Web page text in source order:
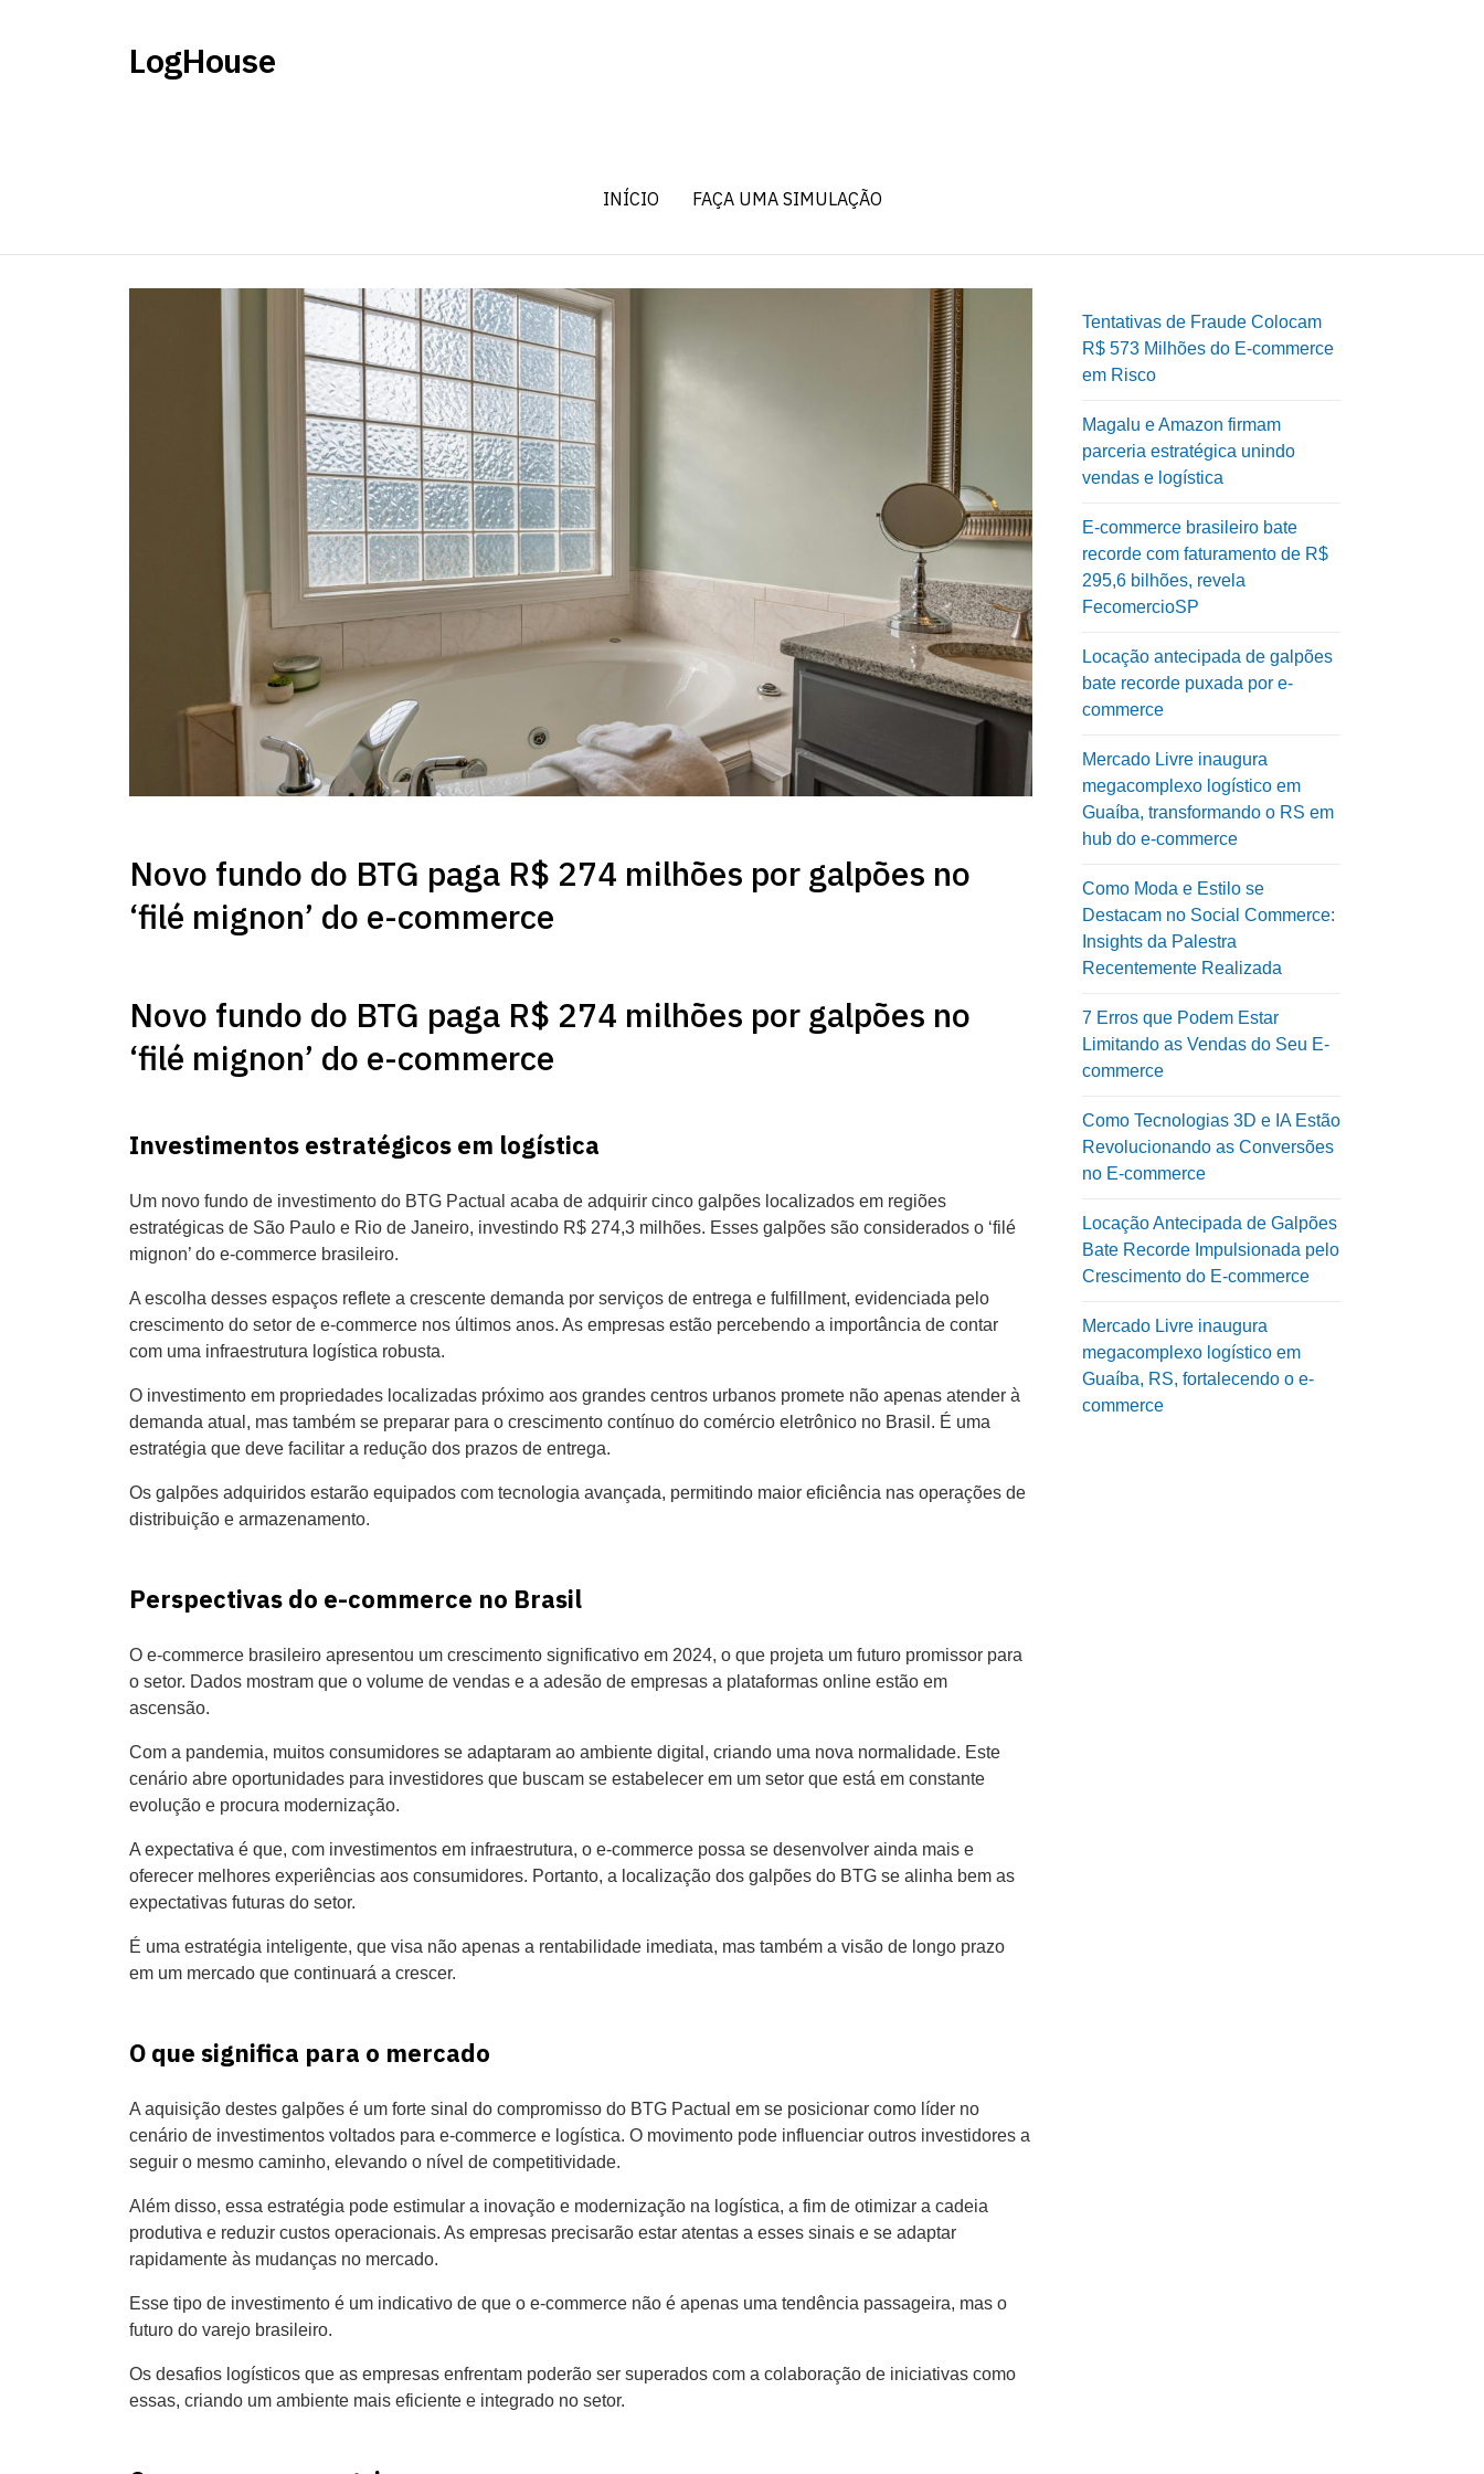
LogHouse
INÍCIO FAÇA UMA SIMULAÇÃO
Novo fundo do BTG paga R$ 274 milhões por galpões no
‘filé mignon’ do e-commerce
Novo fundo do BTG paga R$ 274 milhões por galpões no
‘filé mignon’ do e-commerce
Investimentos estratégicos em logística
Um novo fundo de investimento do BTG Pactual acaba de adquirir cinco galpões localizados em regiões
estratégicas de São Paulo e Rio de Janeiro, investindo R$ 274,3 milhões. Esses galpões são considerados o ‘filé
mignon’ do e-commerce brasileiro.
A escolha desses espaços reflete a crescente demanda por serviços de entrega e fulfillment, evidenciada pelo
crescimento do setor de e-commerce nos últimos anos. As empresas estão percebendo a importância de contar
com uma infraestrutura logística robusta.
O investimento em propriedades localizadas próximo aos grandes centros urbanos promete não apenas atender à
demanda atual, mas também se preparar para o crescimento contínuo do comércio eletrônico no Brasil. É uma
estratégia que deve facilitar a redução dos prazos de entrega.
Os galpões adquiridos estarão equipados com tecnologia avançada, permitindo maior eficiência nas operações de
distribuição e armazenamento.
Perspectivas do e-commerce no Brasil
O e-commerce brasileiro apresentou um crescimento significativo em 2024, o que projeta um futuro promissor para
o setor. Dados mostram que o volume de vendas e a adesão de empresas a plataformas online estão em
ascensão.
Com a pandemia, muitos consumidores se adaptaram ao ambiente digital, criando uma nova normalidade. Este
cenário abre oportunidades para investidores que buscam se estabelecer em um setor que está em constante
evolução e procura modernização.
A expectativa é que, com investimentos em infraestrutura, o e-commerce possa se desenvolver ainda mais e
oferecer melhores experiências aos consumidores. Portanto, a localização dos galpões do BTG se alinha bem as
expectativas futuras do setor.
É uma estratégia inteligente, que visa não apenas a rentabilidade imediata, mas também a visão de longo prazo
em um mercado que continuará a crescer.
O que significa para o mercado
A aquisição destes galpões é um forte sinal do compromisso do BTG Pactual em se posicionar como líder no
cenário de investimentos voltados para e-commerce e logística. O movimento pode influenciar outros investidores a
seguir o mesmo caminho, elevando o nível de competitividade.
Além disso, essa estratégia pode estimular a inovação e modernização na logística, a fim de otimizar a cadeia
produtiva e reduzir custos operacionais. As empresas precisarão estar atentas a esses sinais e se adaptar
rapidamente às mudanças no mercado.
Esse tipo de investimento é um indicativo de que o e-commerce não é apenas uma tendência passageira, mas o
futuro do varejo brasileiro.
Os desafios logísticos que as empresas enfrentam poderão ser superados com a colaboração de iniciativas como
essas, criando um ambiente mais eficiente e integrado no setor.
Tentativas de Fraude Colocam
R$ 573 Milhões do E-commerce
em Risco
Magalu e Amazon firmam
parceria estratégica unindo
vendas e logística
E-commerce brasileiro bate
recorde com faturamento de R$
295,6 bilhões, revela
FecomercioSP
Locação antecipada de galpões
bate recorde puxada por e-
commerce
Mercado Livre inaugura
megacomplexo logístico em
Guaíba, transformando o RS em
hub do e-commerce
Como Moda e Estilo se
Destacam no Social Commerce:
Insights da Palestra
Recentemente Realizada
7 Erros que Podem Estar
Limitando as Vendas do Seu E-
commerce
Como Tecnologias 3D e IA Estão
Revolucionando as Conversões
no E-commerce
Locação Antecipada de Galpões
Bate Recorde Impulsionada pelo
Crescimento do E-commerce
Mercado Livre inaugura
megacomplexo logístico em
Guaíba, RS, fortalecendo o e-
commerce